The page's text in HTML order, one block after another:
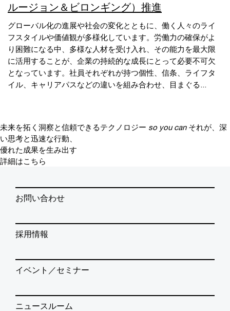
ルージョン＆ビロンギング）推進
グローバル化の進展や社会の変化とともに、働く人々のライ
フスタイルや価値観が多様化しています。労働力の確保がよ
り困難になる中、多様な人材を受け入れ、その能力を最大限
に活用することが、企業の持続的な成長にとって必要不可欠
となっています。社員それぞれが持つ個性、信条、ライフタ
イル、キャリアパスなどの違いを組み合わせ、目まぐる...
未来を拓く洞察と信頼できるテクノロジー so you can それが、深
い思考と迅速な行動、
優れた成果を生み出す
詳細はこちら
お問い合わせ
採用情報
イベント／セミナー
ニュースルーム